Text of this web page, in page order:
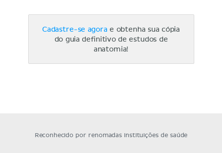
Cadastre-se agora e obtenha sua cópia
do guia definitivo de estudos de
anatomia!
Reconhecido por renomadas instituições de saúde